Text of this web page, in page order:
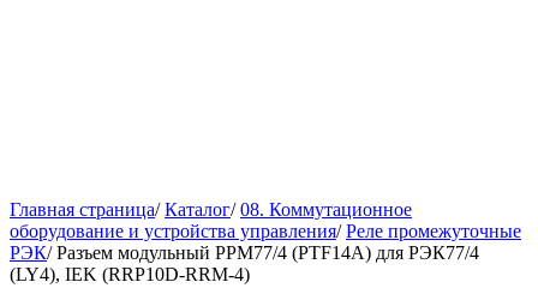
Главная страница/ Каталог/ 08. Коммутационное
оборудование и устройства управления/ Реле промежуточные
РЭК/ Разъем модульный РРМ77/4 (PTF14A) для РЭК77/4
(LY4), IEK (RRP10D-RRM-4)